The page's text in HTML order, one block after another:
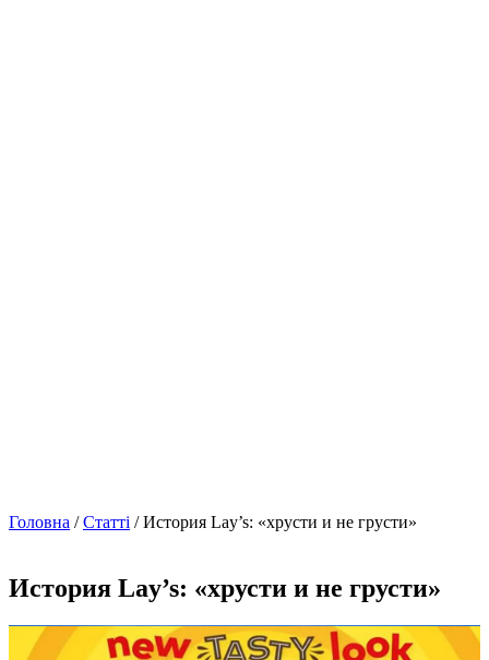
Головна /Статті / История Lay’s: «хрусти и не грусти»
История Lay’s: «хрусти и не грусти»